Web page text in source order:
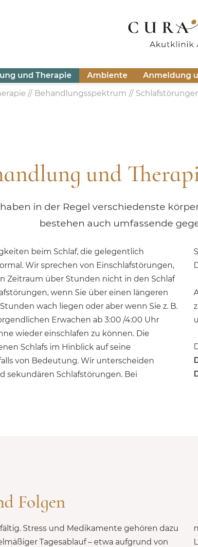
und Therapie Ambiente Anmeldung
Behandlungsspektrum
und
in der Regel verschiedenste
bestehen auch umfassende
beim Schlaf, die gelegentlich
Wir sprechen von Einschlafstörungen,
Zeitraum über Stunden nicht in den Schlaf
wenn Sie über einen längeren
wach liegen oder aber wenn Sie z. B.
Erwachen ab 3:00 /4:00 Uhr
wieder einschlafen zu können. Die
Schlafs im Hinblick auf seine
von Bedeutung. Wir unterscheiden
sekundären Schlafstörungen. Bei
eine psychische Erkrankung z.B. einer
Folgen
Stress und Medikamente gehören dazu
Tagesablauf – etwa aufgrund von